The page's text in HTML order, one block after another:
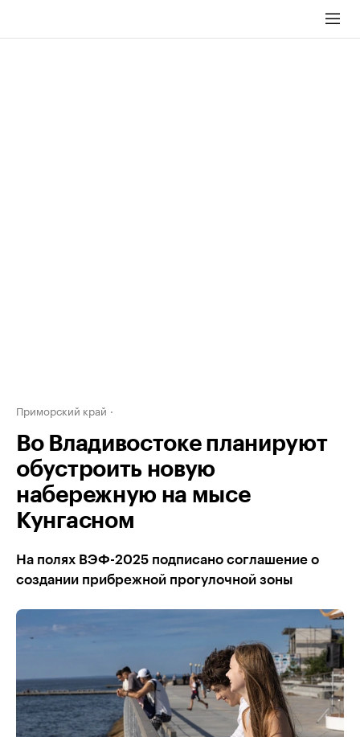
Приморский край
Во Владивостоке планируют
обустроить новую
набережную на мысе
Кунгасном
На полях ВЭФ-2025 подписано соглашение о
создании прибрежной прогулочной зоны